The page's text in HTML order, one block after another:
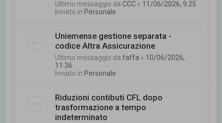
Ultimo messaggio da CCC « 11/06/2026, 9:25
Inviato in Personale
Uniemense gestione separata -
codice Altra Assicurazione
Ultimo messaggio dafaffa « 10/06/2026,
11:36
Inviato in Personale
Riduzioni contibuti CFL dopo
trasformazione a tempo
indeterminato